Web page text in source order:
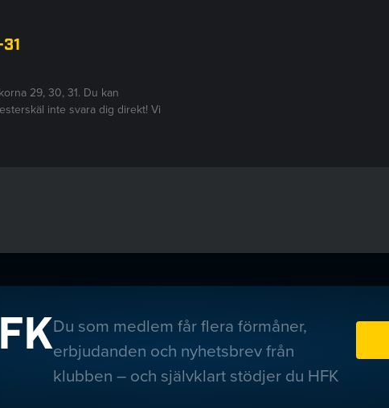
29, 30, 31. Du kan
inte svara dig direkt! Vi
Du som medlem får flera förmåner,
erbjudanden och nyhetsbrev från
klubben – och självklart stödjer du HFK